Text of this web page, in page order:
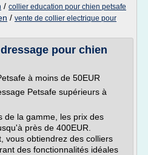
/ collier education pour chien petsafe
/ vente de collier electrique pour
pour chien
à moins de 50EUR
Petsafe supérieurs à
de la gamme, les prix des
près de 400EUR.
vous obtiendrez des colliers
des fonctionnalités idéales